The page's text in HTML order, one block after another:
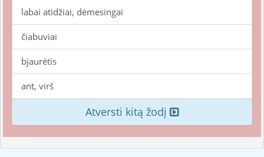
labai atidžiai, dėmesingai
čiabuviai
bjaurėtis
ant, virš
Atversti kitą žodį